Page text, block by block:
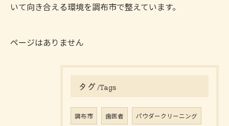
いて向き合える環境を調布市で整えています。
ページはありません
タグ Tags
調布市 歯医者 パウダークリーニング